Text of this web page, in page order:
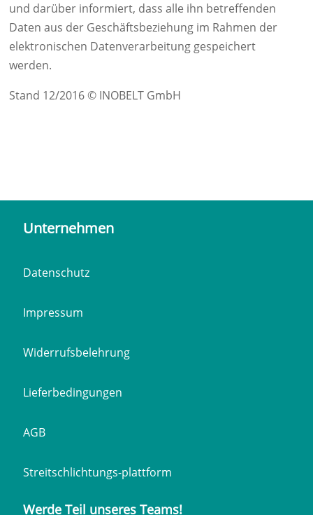
und darüber informiert, dass alle ihn betreffenden
Daten aus der Geschäftsbeziehung im Rahmen der
elektronischen Datenverarbeitung gespeichert
werden.
Stand 12/2016 © INOBELT GmbH
Unternehmen
Datenschutz
Impressum
Widerrufsbelehrung
Lieferbedingungen
AGB
Streitschlichtungs-plattform
Werde Teil unseres Teams!